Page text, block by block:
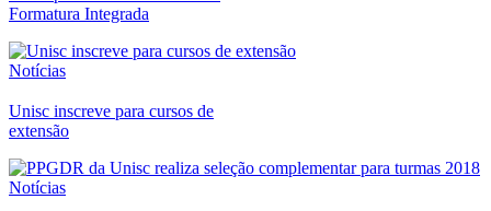
Formatura Integrada
Notícias
Unisc inscreve para cursos de
extensão
Notícias